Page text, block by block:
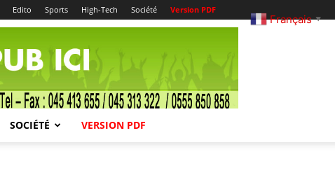
Edito Sports High-Tech Société Version PDF
SOCIÉTÉ VERSION PDF
Français ▼